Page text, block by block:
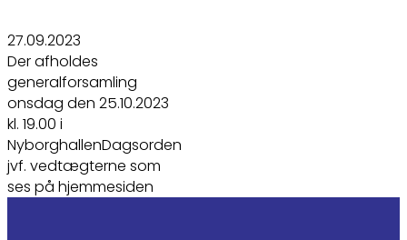
27.09.2023
Der afholdes
generalforsamling
onsdag den 25.10.2023
kl. 19.00 i
NyborghallenDagsorden
jvf. vedtægterne som
ses på hjemmesiden